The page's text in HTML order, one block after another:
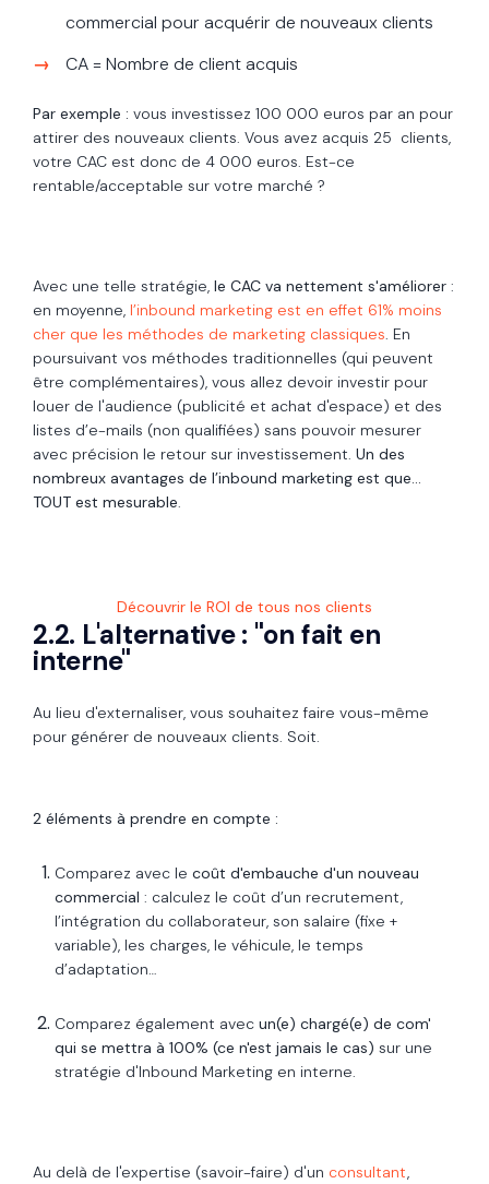
commercial pour acquérir de nouveaux clients
CA = Nombre de client acquis
Par exemple : vous investissez 100 000 euros par an pour
attirer des nouveaux clients. Vous avez acquis 25 clients,
votre CAC est donc de 4 000 euros. Est-ce
rentable/acceptable sur votre marché ?
Avec une telle stratégie, le CAC va nettement s'améliorer :
en moyenne, l’inbound marketing est en effet 61% moins
cher que les méthodes de marketing classiques. En
poursuivant vos méthodes traditionnelles (qui peuvent
être complémentaires), vous allez devoir investir pour
louer de l'audience (publicité et achat d'espace) et des
listes d’e-mails (non qualifiées) sans pouvoir mesurer
avec précision le retour sur investissement. Un des
nombreux avantages de l’inbound marketing est que...
TOUT est mesurable.
Découvrir le ROI de tous nos clients
2.2. L'alternative : "on fait en
interne"
Au lieu d'externaliser, vous souhaitez faire vous-même
pour générer de nouveaux clients. Soit.
2 éléments à prendre en compte :
Comparez avec le coût d'embauche d'un nouveau
commercial : calculez le coût d’un recrutement,
l’intégration du collaborateur, son salaire (fixe +
variable), les charges, le véhicule, le temps
d’adaptation…
Comparez également avec un(e) chargé(e) de com'
qui se mettra à 100% (ce n'est jamais le cas) sur une
stratégie d'Inbound Marketing en interne.
Au delà de l'expertise (savoir-faire) d'un consultant,